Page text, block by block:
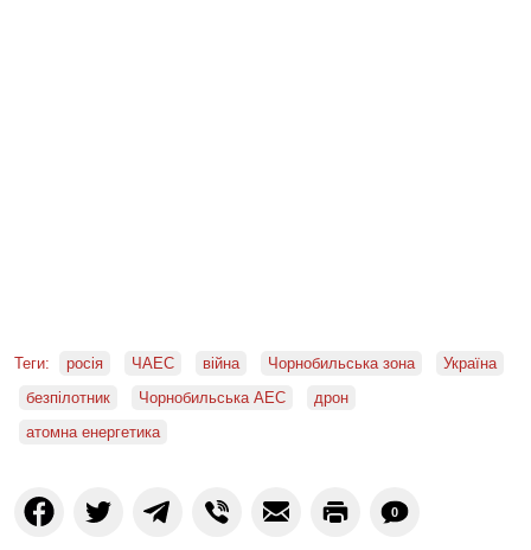
Теги: росія ЧАЕС війна Чорнобильська зона
Україна
безпілотник
Чорнобильська АЕС
дрон
атомна енергетика
0